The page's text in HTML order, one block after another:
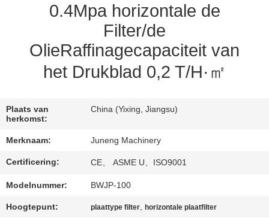
NIEUWS
GEVALLEN
COMPANY
NEWS
0.4Mpa horizontale de
Filter/de
OlieRaffinagecapaciteit van
het Drukblad 0,2 T/H·㎡
Plaats van
herkomst:
China (Yixing, Jiangsu)
Merknaam: Juneng Machinery
Certificering: CE、 ASME U、ISO9001
Modelnummer: BWJP-100
Hoogtepunt: plaattype filter,horizontale plaatfilter